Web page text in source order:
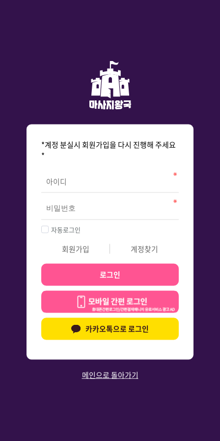
*계정 분실시 회원가입을 다시 진행해 주세요
*
자동로그인
회원가입 계정찾기
로그인
카카오톡으로 로그인
메인으로 돌아가기